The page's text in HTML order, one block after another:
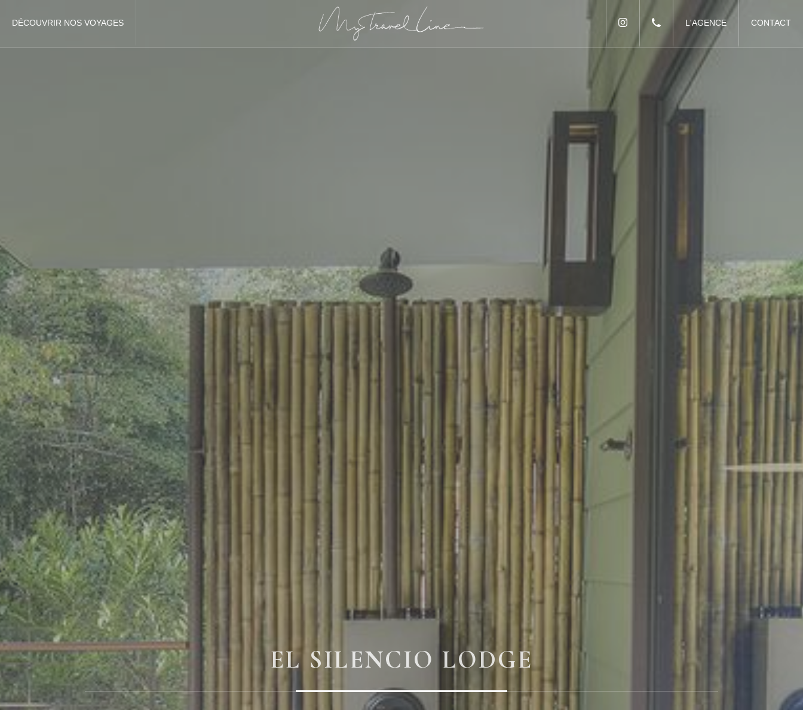
DÉCOUVRIR NOS VOYAGES L'AGENCE CONTACT
EL SILENCIO LODGE